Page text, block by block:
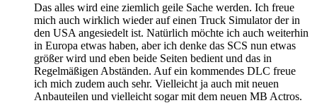
Das alles wird eine ziemlich geile Sache werden. Ich freue
mich auch wirklich wieder auf einen Truck Simulator der in
den USA angesiedelt ist. Natürlich möchte ich auch weiterhin
in Europa etwas haben, aber ich denke das SCS nun etwas
größer wird und eben beide Seiten bedient und das in
Regelmäßigen Abständen. Auf ein kommendes DLC freue
ich mich zudem auch sehr. Vielleicht ja auch mit neuen
Anbauteilen und vielleicht sogar mit dem neuen MB Actros.